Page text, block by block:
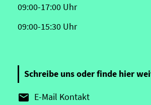
09:00-17:00 Uhr
09:00-15:30 Uhr
Schreibe uns oder finde hier
 E-Mail Kontakt